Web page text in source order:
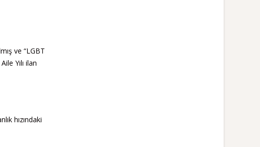
ve “LGBT
Yılı ilan
hızındaki